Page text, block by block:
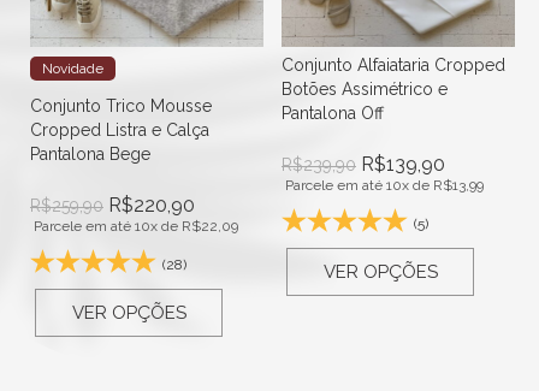
Novidade
Conjunto Trico Mousse
Cropped Listra e Calça
Pantalona Bege
R$259,90 R$220,90
Parcele em até 10x de R$22,09
(28)
VER OPÇÕES
Conjunto Alfaiataria Cropped
Botões Assimétrico e
Pantalona Off
R$239,90 R$139,90
Parcele em até 10x de R$13,99
(5)
VER OPÇÕES